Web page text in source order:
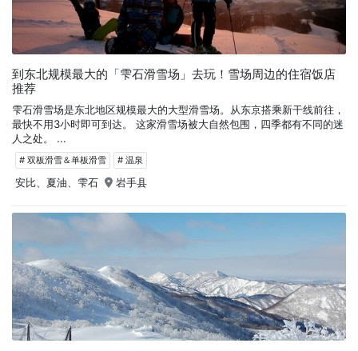
到东北规模最大的「雫石滑雪场」去玩！雪场周边的住宿饭店
推荐
雫石滑雪场是东北地区规模最大的大型滑雪场。从东京搭乘新干线前往，
最快不用3小时即可到达。 这家滑雪场被大自然包围，四季都有不同的迷
人之处。 ...
# 双板滑雪＆单板滑雪 # 温泉
安比、夏油、雫石 岩手县